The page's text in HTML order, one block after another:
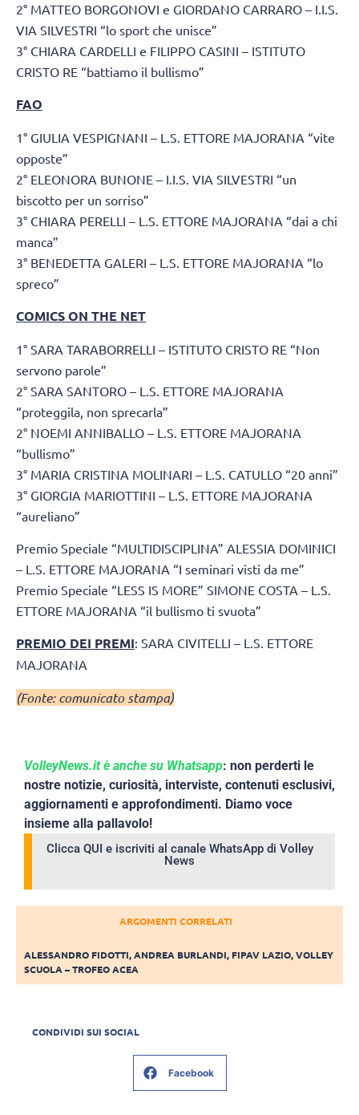
2° MATTEO BORGONOVI e GIORDANO CARRARO – I.I.S.
VIA SILVESTRI “lo sport che unisce”
3° CHIARA CARDELLI e FILIPPO CASINI – ISTITUTO
CRISTO RE “battiamo il bullismo”
FAO
1° GIULIA VESPIGNANI – L.S. ETTORE MAJORANA “vite
opposte”
2° ELEONORA BUNONE – I.I.S. VIA SILVESTRI “un
biscotto per un sorriso”
3° CHIARA PERELLI – L.S. ETTORE MAJORANA “dai a chi
manca”
3° BENEDETTA GALERI – L.S. ETTORE MAJORANA “lo
spreco”
COMICS ON THE NET
1° SARA TARABORRELLI – ISTITUTO CRISTO RE “Non
servono parole”
2° SARA SANTORO – L.S. ETTORE MAJORANA
“proteggila, non sprecarla”
2° NOEMI ANNIBALLO – L.S. ETTORE MAJORANA
“bullismo”
3° MARIA CRISTINA MOLINARI – L.S. CATULLO “20 anni”
3° GIORGIA MARIOTTINI – L.S. ETTORE MAJORANA
“aureliano”
Premio Speciale “MULTIDISCIPLINA” ALESSIA DOMINICI
– L.S. ETTORE MAJORANA “I seminari visti da me”
Premio Speciale “LESS IS MORE” SIMONE COSTA – L.S.
ETTORE MAJORANA “il bullismo ti svuota”
PREMIO DEI PREMI: SARA CIVITELLI – L.S. ETTORE
MAJORANA
(Fonte: comunicato stampa)
VolleyNews.it è anche su Whatsapp: non perderti le
nostre notizie, curiosità, interviste, contenuti esclusivi,
aggiornamenti e approfondimenti. Diamo voce
insieme alla pallavolo!
Clicca QUI e iscriviti al canale WhatsApp di Volley
News
ARGOMENTI CORRELATI
ALESSANDRO FIDOTTI,ANDREA BURLANDI, FIPAV LAZIO,VOLLEY
SCUOLA – TROFEO ACEA
CONDIVIDI SUI SOCIAL
Facebook